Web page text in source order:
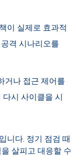
이 실제로 효과적
격 시나리오를
거나 접근 제어를
시 사이클을 시
니다. 정기 점검 때
살피고 대응할 수